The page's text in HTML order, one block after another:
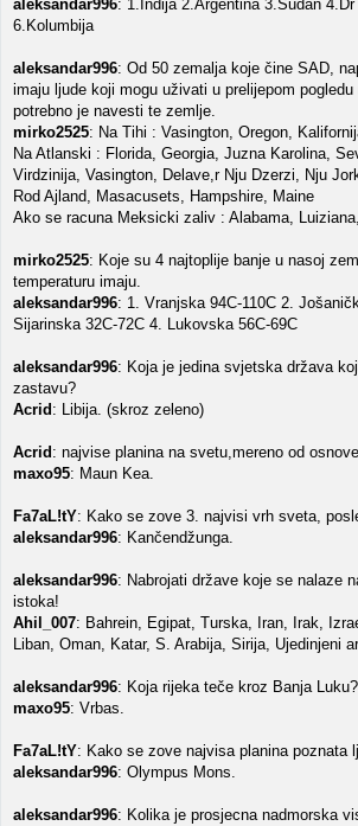
aleksandar996: 1.Indija 2.Argentina 3.Sudan
6.Kolumbija
aleksandar996: Od 50 zemalja koje čine SAD,
imaju ljude koji mogu uživati u prelijepom pogledu
potrebno je navesti te zemlje.
mirko2525: Na Tihi : Vasington, Oregon,
Na Atlanski : Florida, Georgia, Juzna Karolina,
Virdzinija, Vasington, Delave,r Nju Dzerzi, Nju
Rod Ajland, Masacusets, Hampshire, Maine
Ako se racuna Meksicki zaliv : Alabama,
mirko2525: Koje su 4 najtoplije banje u nasoj
temperaturu imaju.
aleksandar996: 1. Vranjska 94C-110C 2.
Sijarinska 32C-72C 4. Lukovska 56C-69C
aleksandar996: Koja je jedina svjetska država
zastavu?
Acrid : Libija. (skroz zeleno)
Acrid : najvise planina na svetu,mereno od
maxo95: Maun Kea.
Fa7aL!tY: Kako se zove 3. najvisi vrh sveta,
aleksandar996: Kančendžunga.
aleksandar996: Nabrojati države koje se nalaze
istoka!
Ahil_007: Bahrein, Egipat, Turska, Iran, Irak,
Liban, Oman, Katar, S. Arabija, Sirija, Ujedinjeni
aleksandar996: Koja rijeka teče kroz Banja Luku?
maxo95: Vrbas.
Fa7aL!tY: Kako se zove najvisa planina poznata
aleksandar996: Olympus Mons.
aleksandar996: Kolika je prosjecna nadmorska